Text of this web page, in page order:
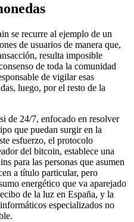
se recurre al ejemplo de un
de usuarios de manera que,
resulta imposible
de toda la comunidad
de vigilar esas
luego, por el resto de la
de 24/7, enfocado en resolver
que puedan surgir en la
esfuerzo, el protocolo
del bitcoin, establece una
para las personas que asumen
a título particular, pero
energético que va aparejado
de la luz en España, y la
especializados no